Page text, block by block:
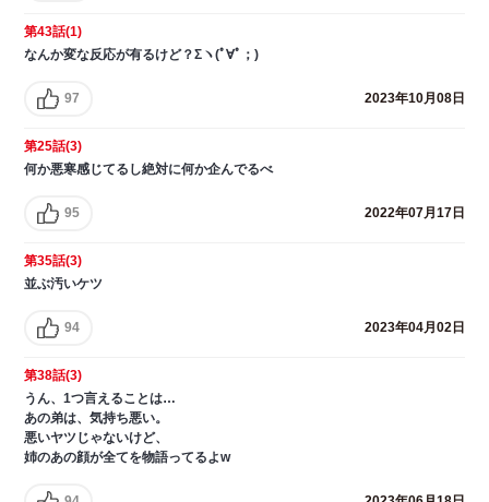
第43話(1)
なんか変な反応が有るけど？Σヽ(ﾟ∀ﾟ；)
97 2023年10月08日
第25話(3)
何か悪寒感じてるし絶対に何か企んでるべ
95 2022年07月17日
第35話(3)
並ぶ汚いケツ
94 2023年04月02日
第38話(3)
うん、1つ言えることは…
あの弟は、気持ち悪い。
悪いヤツじゃないけど、
姉のあの顔が全てを物語ってるよw